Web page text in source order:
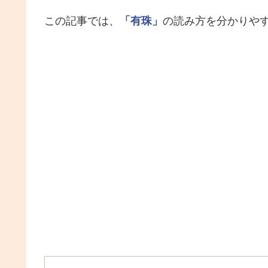
この記事では、 「有珠」 の読み方を分かりや